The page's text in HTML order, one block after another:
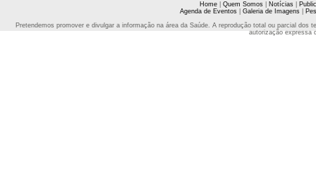
Home| Quem Somos| Notícias|
Agenda de Eventos| Galeria de Imagens|
Pretendemos promover e divulgar a informação na área da Saúde. A reprodução total ou parcial
autorização expressa